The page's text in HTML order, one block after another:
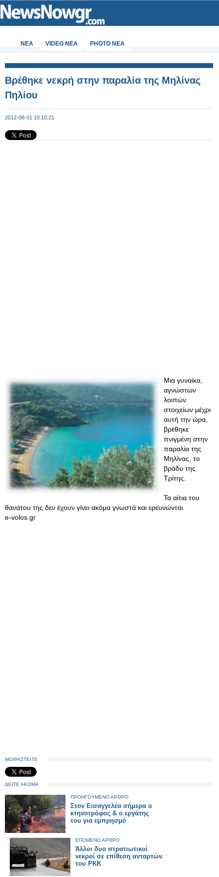
ΝΕΑ VIDEO NEA PHOTO NEA
Βρέθηκε νεκρή στην παραλία της Μηλίνας
Πηλίου
2012-08-01 10:10:21
Μια γυναίκα,
αγνώστων
λοιπών
στοιχείων μέχρι
αυτή την ώρα,
βρέθηκε
πνιγμένη στην
παραλία της
Μηλίνας, το
βράδυ της
Τρίτης.
Τα αίτια του
θανάτου της δεν έχουν γίνει ακόμα γνωστά και ερευνώνται.
e-volos.gr
ΜΟΙΡΑΣΤΕΙΤΕ
ΔΕΙΤΕ ΑΚΟΜΑ
ΠΡΟΗΓΟΥΜΕΝΟ ΑΡΘΡΟ
Στον Εισαγγελέα σήμερα ο
κτηνοτρόφος & ο εργάτης
του για εμπρησμό
ΕΠΟΜΕΝΟ ΑΡΘΡΟ
Άλλοι δυο στρατιωτικοί
νεκροί σε επίθεση ανταρτών
του ΡΚΚ